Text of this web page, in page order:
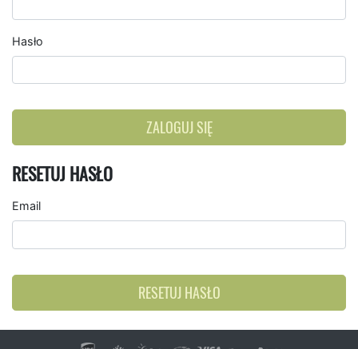
Hasło
ZALOGUJ SIĘ
RESETUJ HASŁO
Email
RESETUJ HASŁO